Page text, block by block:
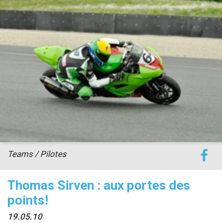
PRESSE
accéder à la billetterie
Thomas Sirven : aux portes des
points!
19.05.10
Teams / Pilotes